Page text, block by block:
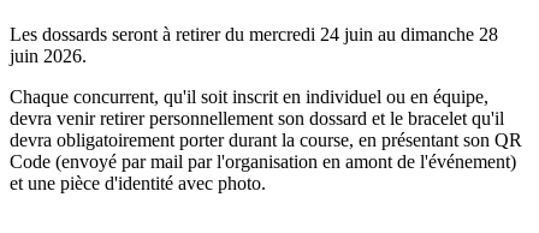
Les dossards seront à retirer du mercredi 24 juin au dimanche 28
juin 2026.
Chaque concurrent, qu'il soit inscrit en individuel ou en équipe,
devra venir retirer personnellement son dossard et le bracelet qu'il
devra obligatoirement porter durant la course, en présentant son QR
Code (envoyé par mail par l'organisation en amont de l'événement)
et une pièce d'identité avec photo.